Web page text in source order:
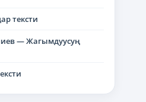
тексти
— Жагымдуусуң